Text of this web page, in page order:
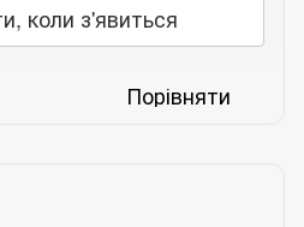
коли з'явиться
Порівняти